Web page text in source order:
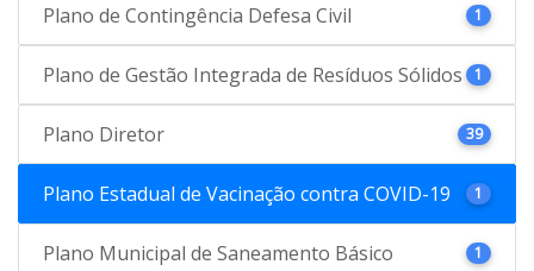
Plano de Contingência Defesa Civil 1
Plano de Gestão Integrada de Resíduos Sólidos 1
Plano Diretor 39
Plano Estadual de Vacinação contra COVID-19 1
Plano Municipal de Saneamento Básico 1